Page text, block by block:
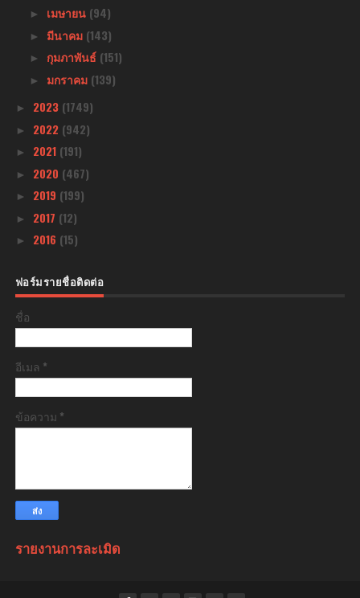
► เมษายน (94)
► มีนาคม (143)
► กุมภาพันธ์ (151)
► มกราคม (139)
► 2023 (1749)
► 2022 (942)
► 2021 (191)
► 2020 (467)
► 2019 (199)
► 2017 (12)
► 2016 (15)
ฟอร์มรายชื่อติดต่อ
ชื่อ
อีเมล *
ข้อความ *
รายงานการละเมิด